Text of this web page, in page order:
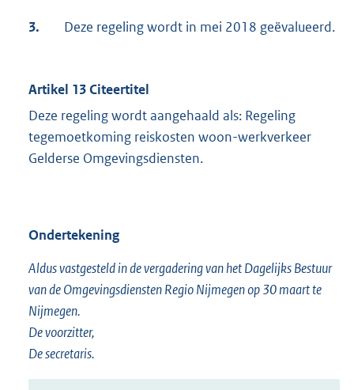
3. Deze regeling wordt in mei 2018 geëvalueerd.
Artikel 13 Citeertitel
Deze regeling wordt aangehaald als: Regeling
tegemoetkoming reiskosten woon-werkverkeer
Gelderse Omgevingsdiensten.
Ondertekening
Aldus vastgesteld in de vergadering van het Dagelijks Bestuur
van de Omgevingsdiensten Regio Nijmegen op 30 maart te
Nijmegen.
De voorzitter,
De secretaris.